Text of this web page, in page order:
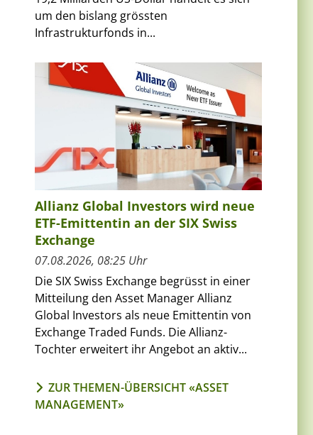
um den bislang grössten
Infrastrukturfonds in...
Allianz Global Investors wird neue
ETF-Emittentin an der SIX Swiss
Exchange
07.08.2026, 08:25 Uhr
Die SIX Swiss Exchange begrüsst in einer
Mitteilung den Asset Manager Allianz
Global Investors als neue Emittentin von
Exchange Traded Funds. Die Allianz-
Tochter erweitert ihr Angebot an aktiv...
ZUR THEMEN-ÜBERSICHT «ASSET
MANAGEMENT»